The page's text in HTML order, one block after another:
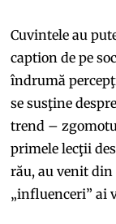
Cuvintele au
caption de pe
îndrumă
se susţine
trend –
primele lecţii
rău, au venit
„influenceri” ai